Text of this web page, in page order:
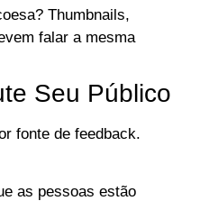
Thumbnails,
falar a mesma
Seu Público
fonte de feedback.
as pessoas estão